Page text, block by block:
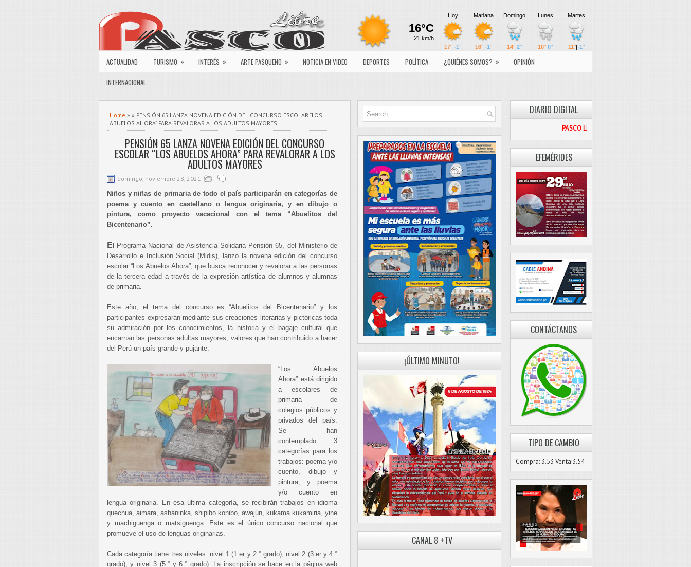
ACTUALIDAD TURISMO » INTERÉS » ARTE PASQUEÑO » NOTICIA EN VIDEO DEPORTES POLÍTICA ¿QUIÉNES SOMOS? »
OPINIÓN
INTERNACIONAL
Home » » PENSIÓN 65 LANZA NOVENA EDICIÓN DEL CONCURSO ESCOLAR “LOS
ABUELOS AHORA” PARA REVALORAR A LOS ADULTOS MAYORES
PENSIÓN 65 LANZA NOVENA EDICIÓN DEL CONCURSO
ESCOLAR “LOS ABUELOS AHORA” PARA REVALORAR A LOS
ADULTOS MAYORES
domingo, noviembre 28, 2021
Niños y niñas de primaria de todo el país participarán en categorías de
poema y cuento en castellano o lengua originaria, y en dibujo o
pintura, como proyecto vacacional con el tema “Abuelitos del
Bicentenario”.
E l Programa Nacional de Asistencia Solidaria Pensión 65, del Ministerio de
Desarrollo e Inclusión Social (Midis), lanzó la novena edición del concurso
escolar “Los Abuelos Ahora”, que busca reconocer y revalorar a las personas
de la tercera edad a través de la expresión artística de alumnos y alumnas
de primaria.
Este año, el tema del concurso es “Abuelitos del Bicentenario” y los
participantes expresarán mediante sus creaciones literarias y pictóricas toda
su admiración por los conocimientos, la historia y el bagaje cultural que
encarnan las personas adultas mayores, valores que han contribuido a hacer
del Perú un país grande y pujante.
“Los Abuelos
Ahora” está dirigido
a escolares de
primaria de
colegios públicos y
privados del país.
Se han
contemplado 3
categorías para los
trabajos: poema y/o
cuento, dibujo y
pintura, y poema
y/o cuento en
lengua originaria. En esa última categoría, se recibirán trabajos en idioma
quechua, aimara, asháninka, shipibo konibo, awajún, kukama kukamiria, yine
y machiguenga o matsiguenga. Este es el único concurso nacional que
promueve el uso de lenguas originarias.
Cada categoría tiene tres niveles: nivel 1 (1.er y 2.° grado), nivel 2 (3.er y 4.°
grado), y nivel 3 (5.° y 6.° grado). La inscripción se hace en la página web
¡ÚLTIMO MINUTO!
CANAL 8 +TV
DIARIO DIGITAL
EFEMÉRIDES
CONTÁCTANOS
TIPO DE CAMBIO
Compra: 3.53 Venta:3.54